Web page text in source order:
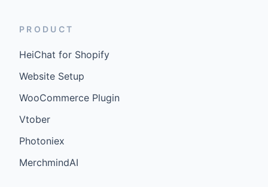
PRODUCT
HeiChat for Shopify
Website Setup
WooCommerce Plugin
Vtober
Photoniex
MerchmindAI